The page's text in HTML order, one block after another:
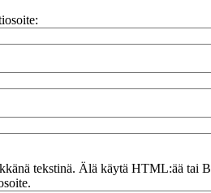
tekstinä. Älä käytä HTML:ää tai